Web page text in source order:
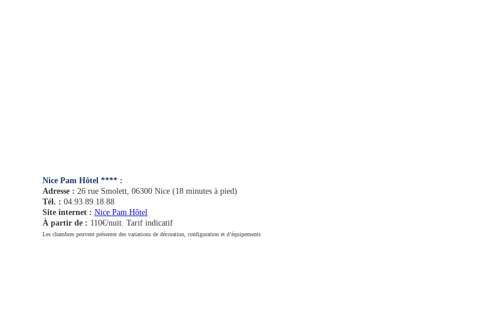
Nice Pam Hôtel **** :
Adresse : 26 rue Smolett, 06300 Nice (18 minutes à pied)
Tél. : 04.93.89.18.88
Site internet : Nice Pam Hôtel
À partir de : 110€/nuit. Tarif indicatif
Les chambres peuvent présenter des variations de décoration, configuration et d’équipements